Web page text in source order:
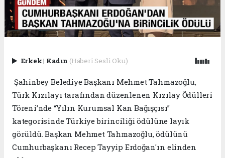
Erkek| Kadın (Haberi Sesli Oku)
Şahinbey Belediye Başkanı Mehmet Tahmazoğlu,
Türk Kızılayı tarafından düzenlenen Kızılay Ödülleri
Töreni’nde “Yılın Kurumsal Kan Bağışçısı”
kategorisinde Türkiye birinciliği ödülüne layık
görüldü. Başkan Mehmet Tahmazoğlu, ödülünü
Cumhurbaşkanı Recep Tayyip Erdoğan'ın elinden